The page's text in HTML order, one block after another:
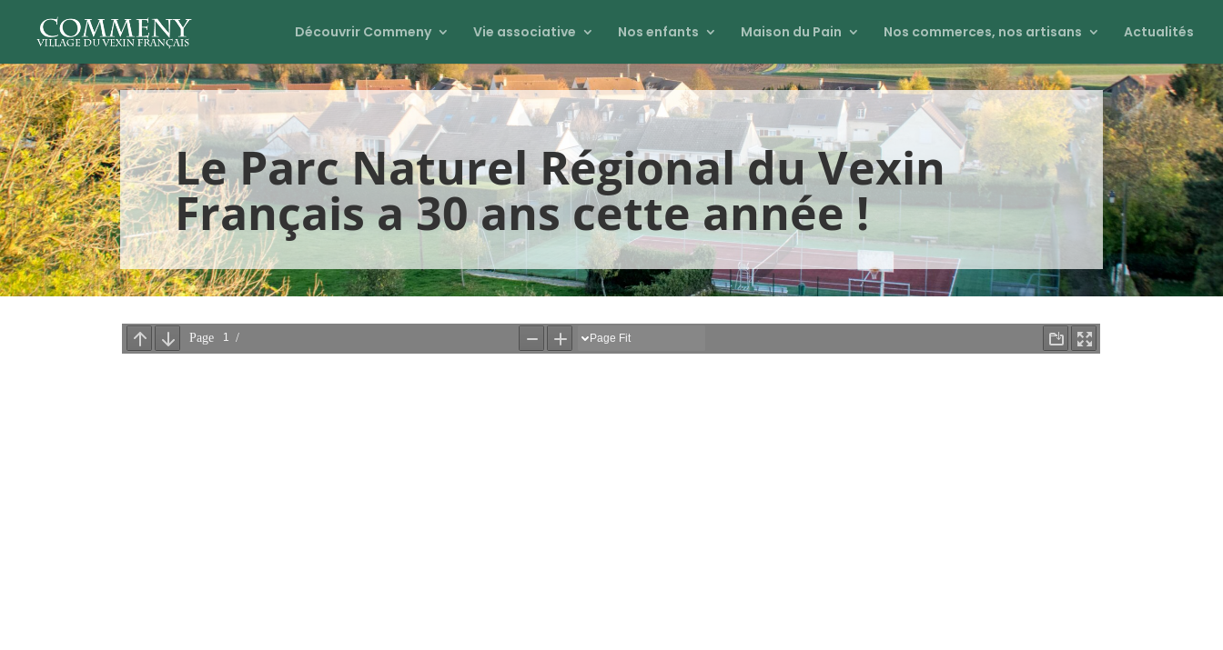
Découvrir Commeny Vie associative Nos enfants Maison du Pain Nos commerces, nos artisans Actualités
Le Parc Naturel Régional du Vexin
Français a 30 ans cette année !